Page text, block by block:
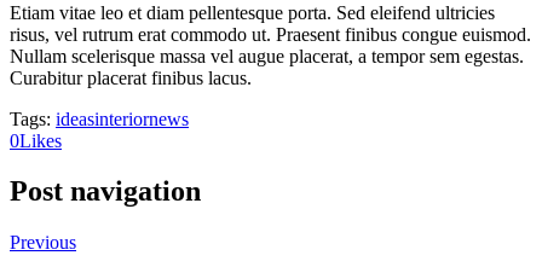
Etiam vitae leo et diam pellentesque porta. Sed eleifend ultricies
risus, vel rutrum erat commodo ut. Praesent finibus congue euismod.
Nullam scelerisque massa vel augue placerat, a tempor sem egestas.
Curabitur placerat finibus lacus.
Tags: ideasinteriornews
0Likes
Post navigation
Previous